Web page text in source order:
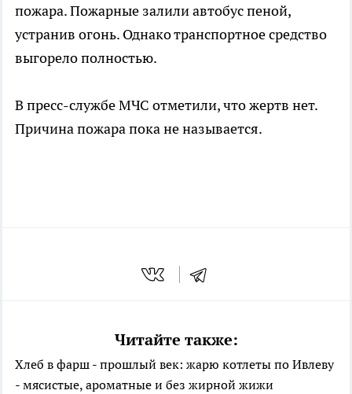
пожара. Пожарные залили автобус пеной,
устранив огонь. Однако транспортное средство
выгорело полностью.
В пресс-службе МЧС отметили, что жертв нет.
Причина пожара пока не называется.
Читайте также:
Хлеб в фарш - прошлый век: жарю котлеты по Ивлеву
- мясистые, ароматные и без жирной жижи